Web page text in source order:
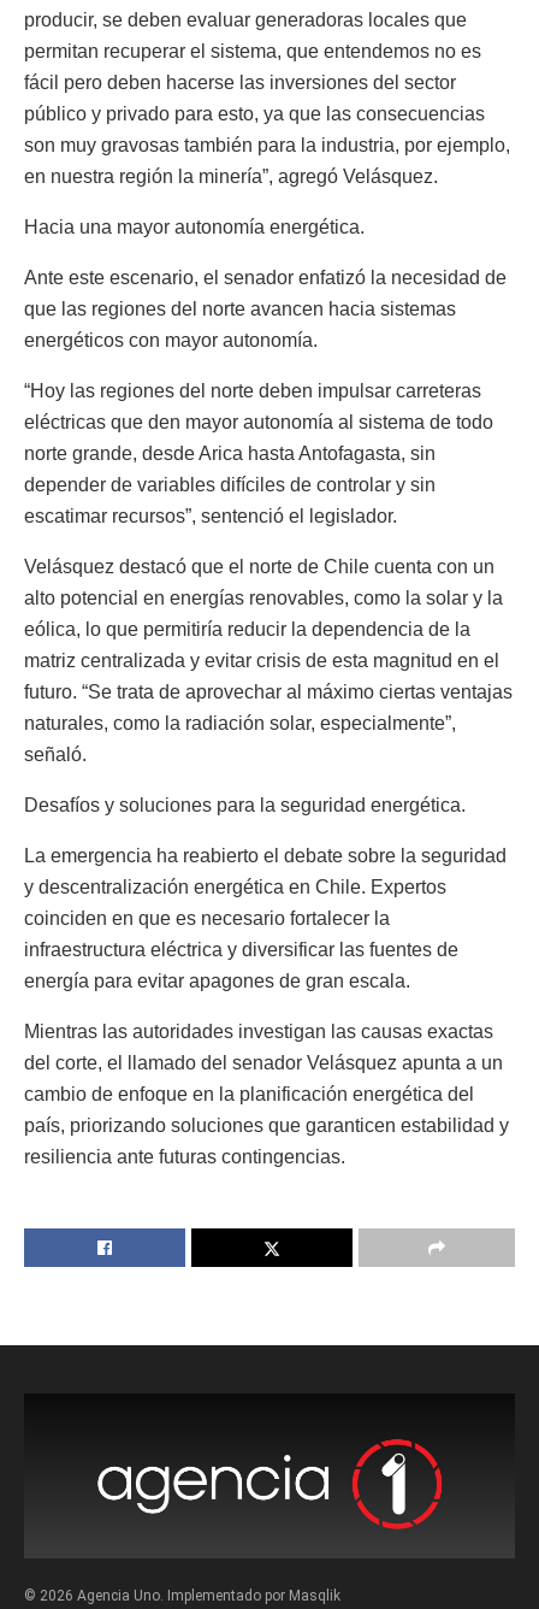
producir, se deben evaluar generadoras locales que
permitan recuperar el sistema, que entendemos no es
fácil pero deben hacerse las inversiones del sector
público y privado para esto, ya que las consecuencias
son muy gravosas también para la industria, por ejemplo,
en nuestra región la minería”, agregó Velásquez.
Hacia una mayor autonomía energética.
Ante este escenario, el senador enfatizó la necesidad de
que las regiones del norte avancen hacia sistemas
energéticos con mayor autonomía.
“Hoy las regiones del norte deben impulsar carreteras
eléctricas que den mayor autonomía al sistema de todo
norte grande, desde Arica hasta Antofagasta, sin
depender de variables difíciles de controlar y sin
escatimar recursos”, sentenció el legislador.
Velásquez destacó que el norte de Chile cuenta con un
alto potencial en energías renovables, como la solar y la
eólica, lo que permitiría reducir la dependencia de la
matriz centralizada y evitar crisis de esta magnitud en el
futuro. “Se trata de aprovechar al máximo ciertas ventajas
naturales, como la radiación solar, especialmente”,
señaló.
Desafíos y soluciones para la seguridad energética.
La emergencia ha reabierto el debate sobre la seguridad
y descentralización energética en Chile. Expertos
coinciden en que es necesario fortalecer la
infraestructura eléctrica y diversificar las fuentes de
energía para evitar apagones de gran escala.
Mientras las autoridades investigan las causas exactas
del corte, el llamado del senador Velásquez apunta a un
cambio de enfoque en la planificación energética del
país, priorizando soluciones que garanticen estabilidad y
resiliencia ante futuras contingencias.
© 2026 Agencia Uno. Implementado por Masqlik